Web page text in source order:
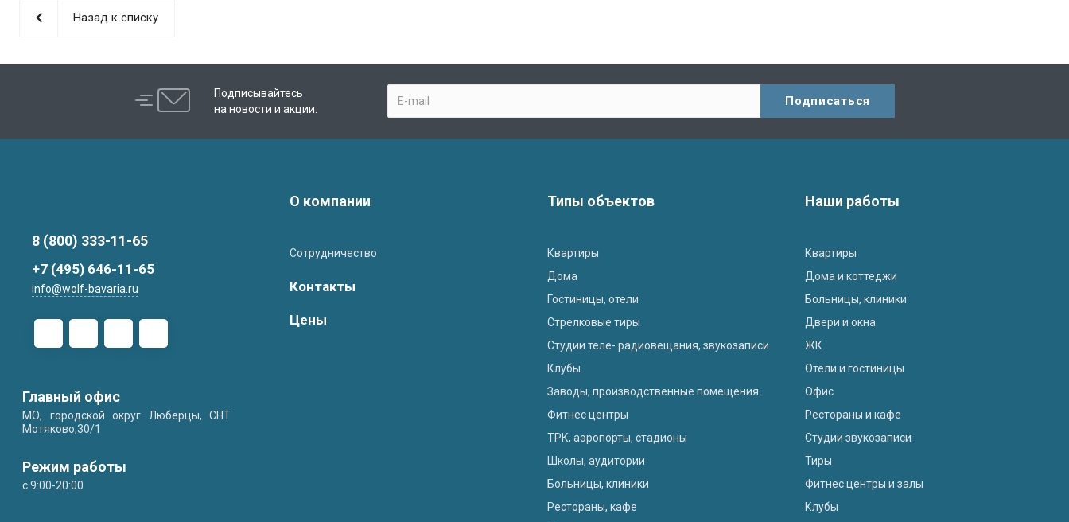
Назад к списку
Подписывайтесь
на новости и акции:
8 (800) 333-11-65
+7 (495) 646-11-65
info@wolf-bavaria.ru
Главный офис
МО, городской округ Люберцы, СНТ
Мотяково,30/1
Режим работы
с 9:00-20:00
О компании
Сотрудничество
Контакты
Цены
Типы объектов
Квартиры
Дома
Гостиницы, отели
Стрелковые тиры
Студии теле- радиовещания, звукозаписи
Клубы
Заводы, производственные помещения
Фитнес центры
ТРК, аэропорты, стадионы
Школы, аудитории
Больницы, клиники
Рестораны, кафе
Наши работы
Квартиры
Дома и коттеджи
Больницы, клиники
Двери и окна
ЖК
Отели и гостиницы
Офис
Рестораны и кафе
Студии звукозаписи
Тиры
Фитнес центры и залы
Клубы